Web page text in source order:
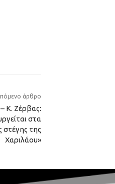
άρθρο
Κ. Ζέρβας:
στα
στέγης της
Χαριλάου»